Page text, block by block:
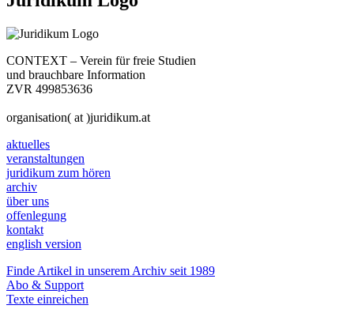
CONTEXT – Verein für freie Studien
und brauchbare Information
ZVR 499853636
organisation( at )juridikum.at
aktuelles
veranstaltungen
juridikum zum hören
archiv
über uns
offenlegung
kontakt
english version
Finde Artikel in unserem Archiv seit 1989
Abo & Support
Texte einreichen